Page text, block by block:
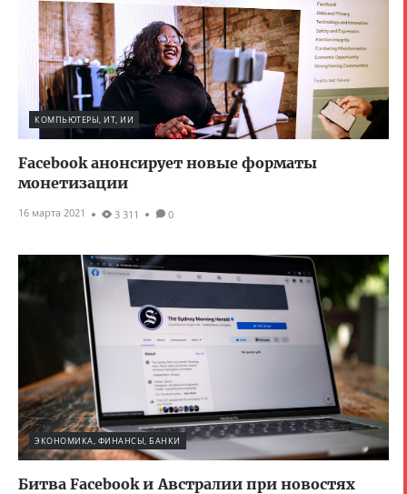
КОМПЬЮТЕРЫ, ИТ, ИИ
Facebook анонсирует новые форматы
монетизации
16 марта 2021 3 311 0
ЭКОНОМИКА, ФИНАНСЫ, БАНКИ
Битва Facebook и Австралии при новостях